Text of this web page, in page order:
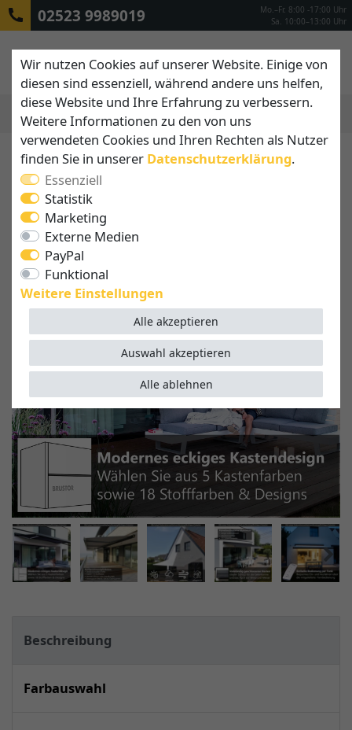
02523 9989019
Mo.–Fr. 8:00 -17:00 Uhr
Sa. 10:00–13:00 Uhr
Beschreibung
Farbauswahl
Wir nutzen Cookies auf unserer Website. Einige von
diesen sind essenziell, während andere uns helfen,
diese Website und Ihre Erfahrung zu verbessern.
Weitere Informationen zu den von uns
verwendeten Cookies und Ihren Rechten als Nutzer
finden Sie in unserer Daten­schutz­erklärung.
Essenziell
Statistik
Marketing
Externe Medien
PayPal
Funktional
Weitere Einstellungen
Alle akzeptieren
Alle ablehnen
Auswahl akzeptieren